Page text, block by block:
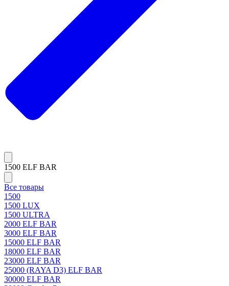
1500 ELF BAR
Все товары
1500
1500 LUX
1500 ULTRA
2000 ELF BAR
3000 ELF BAR
15000 ELF BAR
18000 ELF BAR
23000 ELF BAR
25000 (RAYA D3) ELF BAR
30000 ELF BAR